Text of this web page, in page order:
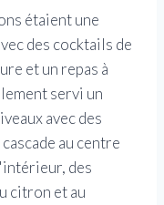
étaient une
des cocktails de
et un repas à
servi un
avec des
au centre
des
citron et au